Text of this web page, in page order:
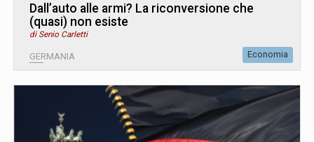
Dall’auto alle armi? La riconversione che
(quasi) non esiste
di Senio Carletti
GERMANIA Economia